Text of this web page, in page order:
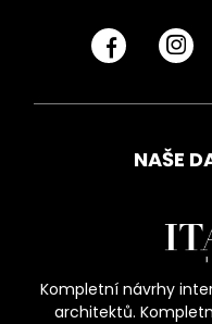
NAŠE
Kompletní návrhy
architektů.